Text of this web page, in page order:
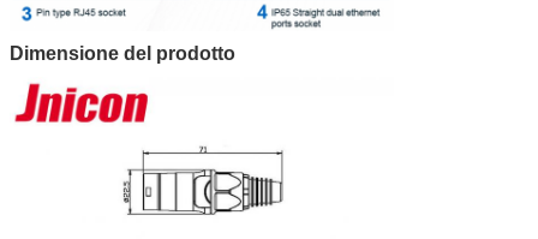
Dimensione del prodotto